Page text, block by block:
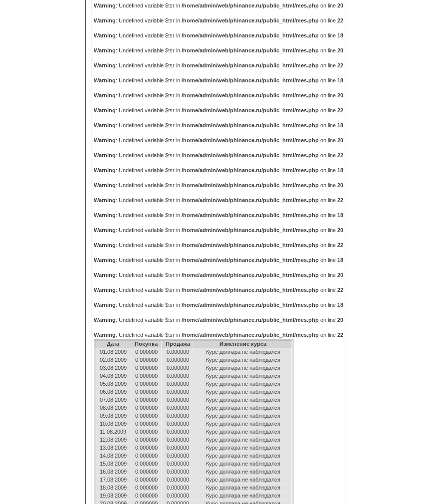
Warning: Undefined variable $tsr in /home/admin/web/phinance.ru/public_html/mes.php on line 20
Warning: Undefined variable $tsr in /home/admin/web/phinance.ru/public_html/mes.php on line 22
Warning: Undefined variable $tsr in /home/admin/web/phinance.ru/public_html/mes.php on line 18
Warning: Undefined variable $tsr in /home/admin/web/phinance.ru/public_html/mes.php on line 20
Warning: Undefined variable $tsr in /home/admin/web/phinance.ru/public_html/mes.php on line 22
Warning: Undefined variable $tsr in /home/admin/web/phinance.ru/public_html/mes.php on line 18
Warning: Undefined variable $tsr in /home/admin/web/phinance.ru/public_html/mes.php on line 20
Warning: Undefined variable $tsr in /home/admin/web/phinance.ru/public_html/mes.php on line 22
Warning: Undefined variable $tsr in /home/admin/web/phinance.ru/public_html/mes.php on line 18
Warning: Undefined variable $tsr in /home/admin/web/phinance.ru/public_html/mes.php on line 20
Warning: Undefined variable $tsr in /home/admin/web/phinance.ru/public_html/mes.php on line 22
Warning: Undefined variable $tsr in /home/admin/web/phinance.ru/public_html/mes.php on line 18
Warning: Undefined variable $tsr in /home/admin/web/phinance.ru/public_html/mes.php on line 20
Warning: Undefined variable $tsr in /home/admin/web/phinance.ru/public_html/mes.php on line 22
Warning: Undefined variable $tsr in /home/admin/web/phinance.ru/public_html/mes.php on line 18
Warning: Undefined variable $tsr in /home/admin/web/phinance.ru/public_html/mes.php on line 20
Warning: Undefined variable $tsr in /home/admin/web/phinance.ru/public_html/mes.php on line 22
Warning: Undefined variable $tsr in /home/admin/web/phinance.ru/public_html/mes.php on line 18
Warning: Undefined variable $tsr in /home/admin/web/phinance.ru/public_html/mes.php on line 20
Warning: Undefined variable $tsr in /home/admin/web/phinance.ru/public_html/mes.php on line 22
Warning: Undefined variable $tsr in /home/admin/web/phinance.ru/public_html/mes.php on line 18
Warning: Undefined variable $tsr in /home/admin/web/phinance.ru/public_html/mes.php on line 20
Warning: Undefined variable $tsr in /home/admin/web/phinance.ru/public_html/mes.php on line 22
Дата
Покупка Продажа
Изменение курса
01.08.2009
0.000000 0.000000
Курс доллара не наблюдался
02.08.2009
0.000000 0.000000
Курс доллара не наблюдался
03.08.2009
0.000000 0.000000
Курс доллара не наблюдался
04.08.2009
0.000000 0.000000
Курс доллара не наблюдался
05.08.2009
0.000000 0.000000
Курс доллара не наблюдался
06.08.2009
0.000000 0.000000
Курс доллара не наблюдался
07.08.2009
0.000000 0.000000
Курс доллара не наблюдался
08.08.2009
0.000000 0.000000
Курс доллара не наблюдался
09.08.2009
0.000000 0.000000
Курс доллара не наблюдался
10.08.2009
0.000000 0.000000
Курс доллара не наблюдался
11.08.2009
0.000000 0.000000
Курс доллара не наблюдался
12.08.2009
0.000000 0.000000
Курс доллара не наблюдался
13.08.2009
0.000000 0.000000
Курс доллара не наблюдался
14.08.2009
0.000000 0.000000
Курс доллара не наблюдался
15.08.2009
0.000000 0.000000
Курс доллара не наблюдался
16.08.2009
0.000000 0.000000
Курс доллара не наблюдался
17.08.2009
0.000000 0.000000
Курс доллара не наблюдался
18.08.2009
0.000000 0.000000
Курс доллара не наблюдался
19.08.2009
0.000000 0.000000
Курс доллара не наблюдался